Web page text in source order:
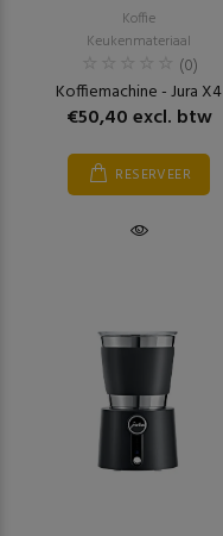
Koffie
Keukenmateriaal
(0)
Koffiemachine - Jura X4
€50,40 excl. btw
RESERVEER